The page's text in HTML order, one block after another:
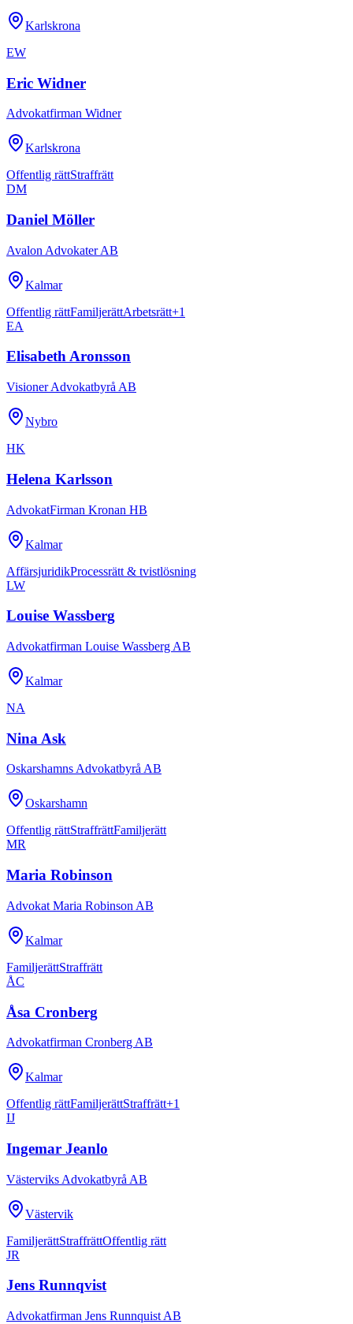
Karlskrona
EW
Eric Widner
Advokatfirman Widner
Karlskrona
Offentlig rättStraffrätt
DM
Daniel Möller
Avalon Advokater AB
Kalmar
Offentlig rättFamiljerättArbetsrätt+1
EA
Elisabeth Aronsson
Visioner Advokatbyrå AB
Nybro
HK
Helena Karlsson
AdvokatFirman Kronan HB
Kalmar
AffärsjuridikProcessrätt & tvistlösning
LW
Louise Wassberg
Advokatfirman Louise Wassberg AB
Kalmar
NA
Nina Ask
Oskarshamns Advokatbyrå AB
Oskarshamn
Offentlig rättStraffrättFamiljerätt
MR
Maria Robinson
Advokat Maria Robinson AB
Kalmar
FamiljerättStraffrätt
ÅC
Åsa Cronberg
Advokatfirman Cronberg AB
Kalmar
Offentlig rättFamiljerättStraffrätt+1
IJ
Ingemar Jeanlo
Västerviks Advokatbyrå AB
Västervik
FamiljerättStraffrättOffentlig rätt
JR
Jens Runnqvist
Advokatfirman Jens Runnquist AB